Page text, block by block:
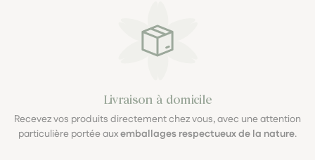
Livraison à domicile
Recevez vos produits directement chez vous, avec une attention
particulière portée auxemballages respectueux de la nature.